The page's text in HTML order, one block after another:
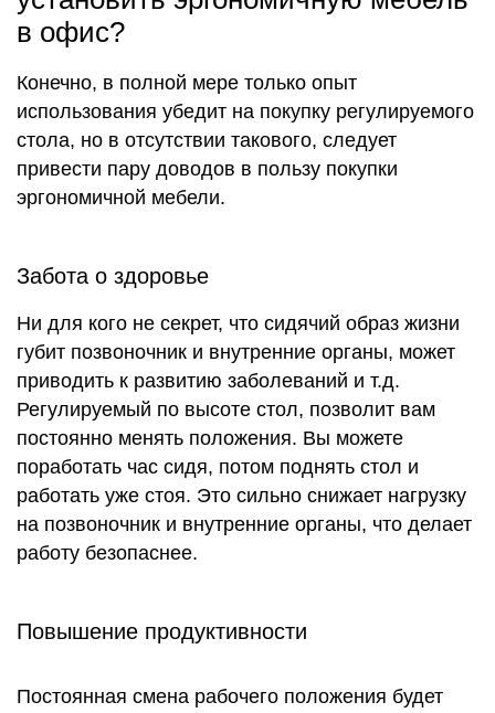
в офис?
Конечно, в полной мере только опыт
использования убедит на покупку регулируемого
стола, но в отсутствии такового, следует
привести пару доводов в пользу покупки
эргономичной мебели.
Забота о здоровье
Ни для кого не секрет, что сидячий образ жизни
губит позвоночник и внутренние органы, может
приводить к развитию заболеваний и т.д.
Регулируемый по высоте стол, позволит вам
постоянно менять положения. Вы можете
поработать час сидя, потом поднять стол и
работать уже стоя. Это сильно снижает нагрузку
на позвоночник и внутренние органы, что делает
работу безопаснее.
Повышение продуктивности
Постоянная смена рабочего положения будет